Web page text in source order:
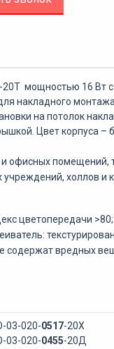
мощностью 16 Вт с
накладного
на потолок
Цвет корпуса –
офисных помещений,
холлов и
цветопередачи >80;
содержат вредных
03-020-0517-20Х
03-020-0455-20Д